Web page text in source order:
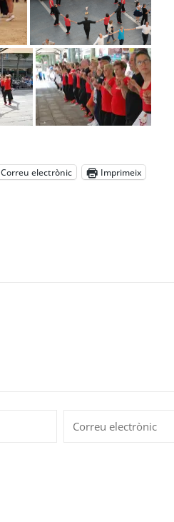
Correu electrònic Imprimeix